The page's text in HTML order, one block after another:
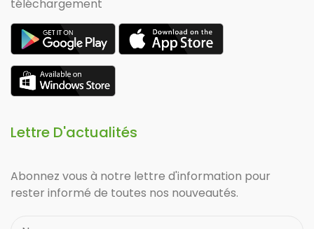
téléchargement
Lettre D'actualités
Abonnez vous à notre lettre d'information pour
rester informé de toutes nos nouveautés.